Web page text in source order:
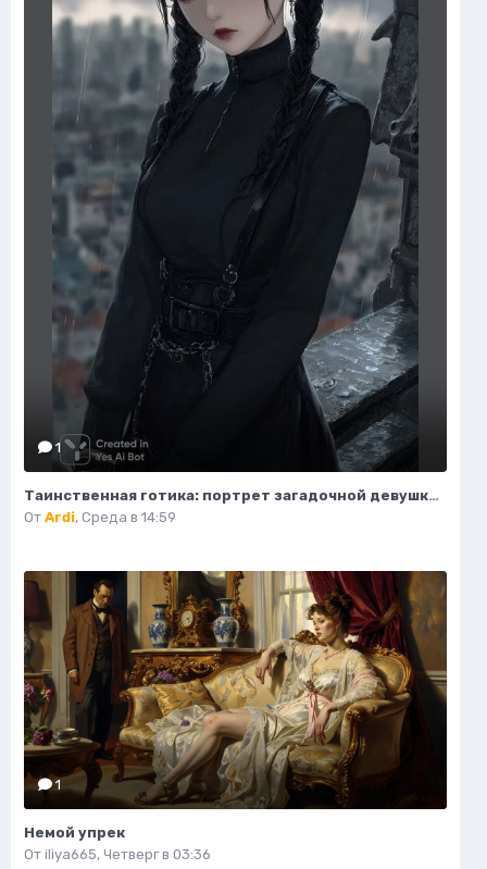
1
Таинственная готика: портрет загадочной девушки на крыше. Изображение из нейросети Midjourney
От Ardi, Среда в 14:59
1
Немой упрек
От iliya665, Четверг в 03:36